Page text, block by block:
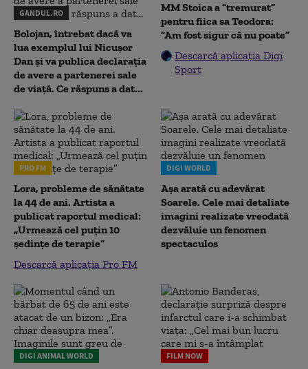
GANDUL.RO
Bolojan, întrebat dacă va
lua exemplul lui Nicușor
Dan și va publica declarația
de avere a partenerei sale
de viață. Ce răspuns a dat...
MM Stoica a ”tremurat”
pentru fiica sa Teodora:
”Am fost sigur că nu poate”
Descarcă aplicația Digi
Sport
PRO FM
Lora, probleme de sănătate
la 44 de ani. Artista a
publicat raportul medical:
„Urmează cel puțin 10
ședințe de terapie”
Descarcă aplicația Pro FM
DIGI WORLD
Așa arată cu adevărat
Soarele. Cele mai detaliate
imagini realizate vreodată
dezvăluie un fenomen
spectaculos
DIGI ANIMAL WORLD FILM NOW